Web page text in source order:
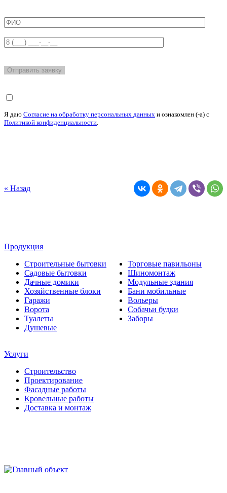
Я даю Согласие на обработку персональных данных и ознакомлен (-а) c
Политикой конфиденциальности
« Назад
Продукция
Строительные бытовки
Садовые бытовки
Дачные домики
Хозяйственные блоки
Гаражи
Ворота
Туалеты
Душевые
Торговые павильоны
Шиномонтаж
Модульные здания
Бани мобильные
Вольеры
Собачьи будки
Заборы
Услуги
Строительство
Проектирование
Фасадные работы
Кровельные работы
Доставка и монтаж